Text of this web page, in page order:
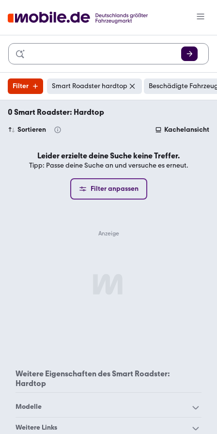
Filter Smart Roadster hardtop Beschädigte
0 Smart Roadster: Hardtop
Sortieren Kachelansicht
Leider erzielte deine Suche keine Treffer.
Tipp: Passe deine Suche an und versuche es erneut.
Filter anpassen
Weitere Eigenschaften desSmart Roadster:
Hardtop
Modelle
Smart #1
Weitere Links